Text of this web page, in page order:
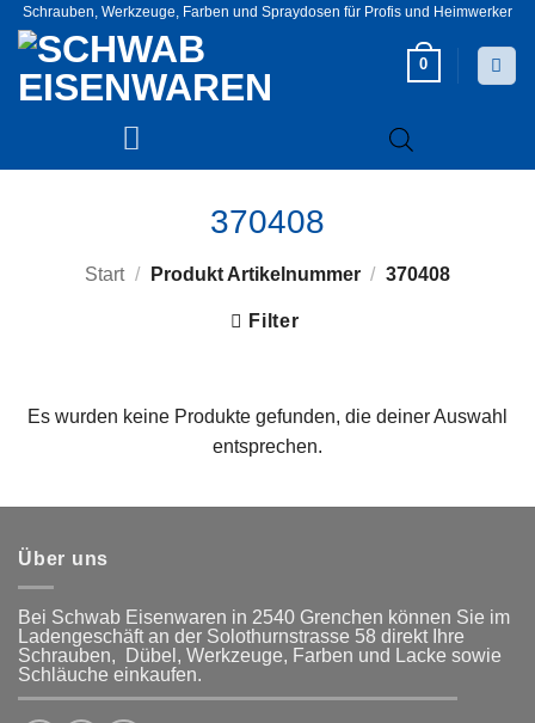
Zum
Inhalt
springen
Schrauben, Werkzeuge, Farben und Spraydosen für Profis und Heimwerker
0
370408
Start / Produkt Artikelnummer / 370408
Filter
Es wurden keine Produkte gefunden, die deiner Auswahl
entsprechen.
Über uns
Bei Schwab Eisenwaren in 2540 Grenchen können Sie im
Ladengeschäft an der Solothurnstrasse 58 direkt Ihre
Schrauben, Dübel, Werkzeuge, Farben und Lacke sowie
Schläuche einkaufen.